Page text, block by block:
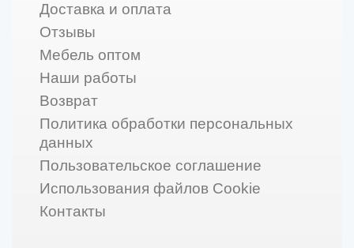
Доставка и оплата
Отзывы
Мебель оптом
Наши работы
Возврат
Политика обработки персональных
данных
Пользовательское соглашение
Использования файлов Cookie
Контакты